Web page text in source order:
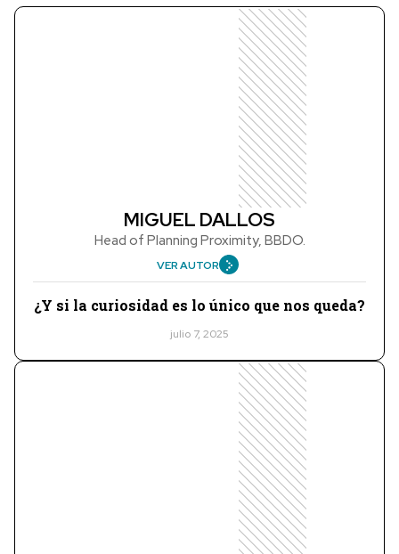
MIGUEL DALLOS
Head of Planning Proximity, BBDO.
VER AUTOR
¿Y si la curiosidad es lo único que nos queda?
julio 7, 2025